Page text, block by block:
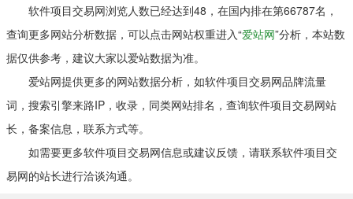
软件项目交易网浏览人数已经达到48，在国内排在第66787名，
查询更多网站分析数据，可以点击网站权重进入“爱站网”分析，本站数
据仅供参考，建议大家以爱站数据为准。
爱站网提供更多的网站数据分析，如软件项目交易网品牌流量
词，搜索引擎来路IP，收录，同类网站排名，查询软件项目交易网站
长，备案信息，联系方式等。
如需要更多软件项目交易网信息或建议反馈，请联系软件项目交
易网的站长进行洽谈沟通。